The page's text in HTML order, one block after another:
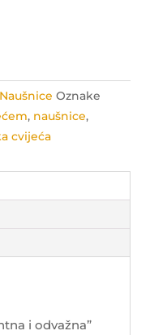
Naušnice Oznake
, naušnice,
cvijeća
i odvažna”